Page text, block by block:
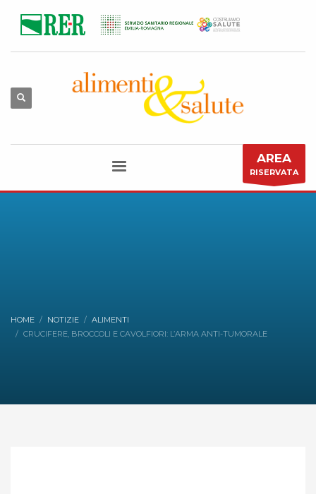
AREA
RISERVATA
HOME NOTIZIE
ALIMENTI
CRUCIFERE, BROCCOLI E CAVOLFIORI: L’ARMA ANTI-TUMORALE